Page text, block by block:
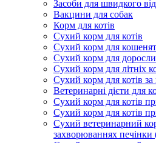
Засоби для швидкого
Вакцини для собак
Корм для котів
Сухий корм для котів
Сухий корм для кошенят
Сухий корм для
Сухий корм для літніх
Сухий корм для котів
Ветеринарні дієти для
Сухий корм для котів
Сухий корм для котів
Сухий ветеринарний
захворюваннях печінки